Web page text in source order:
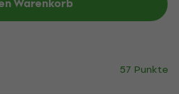
Warenkorb
57 Punkte